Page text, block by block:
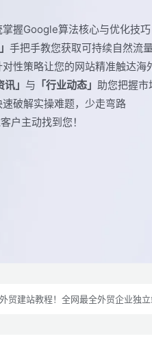
掌握Google算法核心与优化技巧
手把手教您获取可持续自然流
对性策略让您的网站精准触达海
讯」与 「行业动态」助您把握市
速破解实操难题，少走弯路
户主动找到您！
贸建站教程！全网最全外贸企业独